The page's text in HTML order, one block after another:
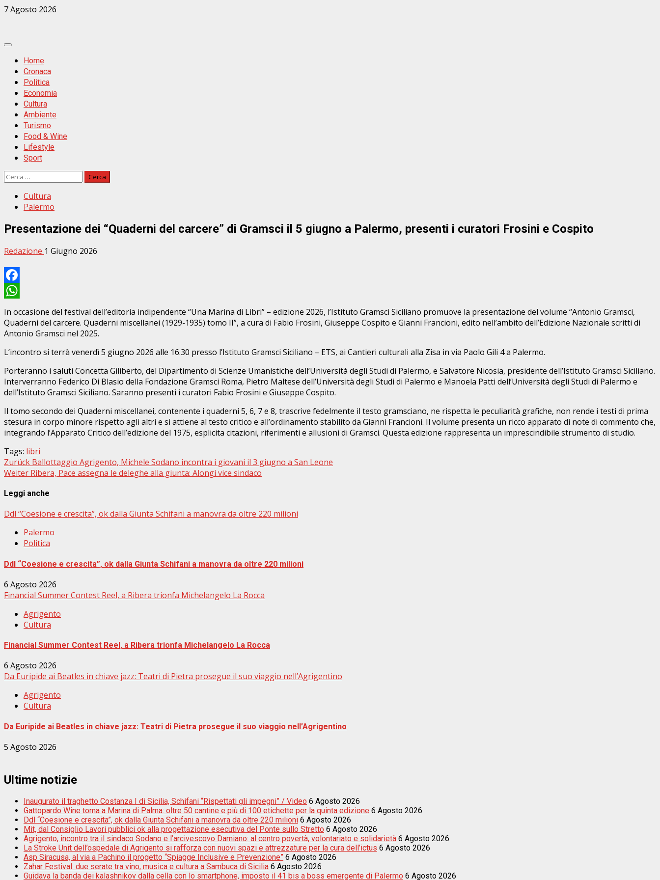
Zum
7 Agosto 2026
Primäres
MenüHome
Cronaca
Politica
Economia
Cultura
Ambiente
Turismo
Food & Wine
Lifestyle
Sport
Ricerca
Cultura
Palermo
Presentazione dei “Quaderni del carcere” di Gramsci il 5 giugno a Palermo, presenti i curatori Frosini e Cospito
Redazione 1 Giugno 2026
Facebook
WhatsApp
In occasione del festival dell’editoria indipendente “Una Marina di Libri” – edizione 2026, l’Istituto Gramsci Siciliano promuove la presentazione del volume “Antonio Gramsci,
Quaderni del carcere. Quaderni miscellanei (1929-1935) tomo II”, a cura di Fabio Frosini, Giuseppe Cospito e Gianni Francioni, edito nell’ambito dell’Edizione Nazionale scritti di
Antonio Gramsci nel 2025.
L’incontro si terrà venerdì 5 giugno 2026 alle 16.30 presso l’Istituto Gramsci Siciliano – ETS, ai Cantieri culturali alla Zisa in via Paolo Gili 4 a Palermo.
Porteranno i saluti Concetta Giliberto, del Dipartimento di Scienze Umanistiche dell’Università degli Studi di Palermo, e Salvatore Nicosia, presidente dell’Istituto Gramsci Siciliano.
Interverranno Federico Di Blasio della Fondazione Gramsci Roma, Pietro Maltese dell’Università degli Studi di Palermo e Manoela Patti dell’Università degli Studi di Palermo e
dell’Istituto Gramsci Siciliano. Saranno presenti i curatori Fabio Frosini e Giuseppe Cospito.
Il tomo secondo dei Quaderni miscellanei, contenente i quaderni 5, 6, 7 e 8, trascrive fedelmente il testo gramsciano, ne rispetta le peculiarità grafiche, non rende i testi di prima
stesura in corpo minore rispetto agli altri e si attiene al testo critico e all’ordinamento stabilito da Gianni Francioni. Il volume presenta un ricco apparato di note di commento che,
integrando l’Apparato Critico dell’edizione del 1975, esplicita citazioni, riferimenti e allusioni di Gramsci. Questa edizione rappresenta un imprescindibile strumento di studio.
Tags: libri
Beitragsnavigation
Zurück Ballottaggio Agrigento, Michele Sodano incontra i giovani il 3 giugno a San Leone
Weiter Ribera, Pace assegna le deleghe alla giunta: Alongi vice sindaco
Leggi anche
Ddl “Coesione e crescita”, ok dalla Giunta Schifani a manovra da oltre 220 milioni
Palermo
Politica
Ddl “Coesione e crescita”, ok dalla Giunta Schifani a manovra da oltre 220 milioni
6 Agosto 2026
Financial Summer Contest Reel, a Ribera trionfa Michelangelo La Rocca
Agrigento
Cultura
Financial Summer Contest Reel, a Ribera trionfa Michelangelo La Rocca
6 Agosto 2026
Da Euripide ai Beatles in chiave jazz: Teatri di Pietra prosegue il suo viaggio nell’Agrigentino
Agrigento
Cultura
Da Euripide ai Beatles in chiave jazz: Teatri di Pietra prosegue il suo viaggio nell’Agrigentino
5 Agosto 2026
Ultime notizie
Inaugurato il traghetto Costanza I di Sicilia, Schifani “Rispettati gli impegni” / Video 6 Agosto 2026
Gattopardo Wine torna a Marina di Palma: oltre 50 cantine e più di 100 etichette per la quinta edizione 6 Agosto 2026
Ddl “Coesione e crescita”, ok dalla Giunta Schifani a manovra da oltre 220 milioni 6 Agosto 2026
Mit, dal Consiglio Lavori pubblici ok alla progettazione esecutiva del Ponte sullo Stretto 6 Agosto 2026
Agrigento, incontro tra il sindaco Sodano e l’arcivescovo Damiano: al centro povertà, volontariato e solidarietà 6 Agosto 2026
La Stroke Unit dell’ospedale di Agrigento si rafforza con nuovi spazi e attrezzature per la cura dell’ictus 6 Agosto 2026
Asp Siracusa, al via a Pachino il progetto “Spiagge Inclusive e Prevenzione” 6 Agosto 2026
Zahar Festival: due serate tra vino, musica e cultura a Sambuca di Sicilia 6 Agosto 2026
Guidava la banda dei kalashnikov dalla cella con lo smartphone, imposto il 41 bis a boss emergente di Palermo 6 Agosto 2026